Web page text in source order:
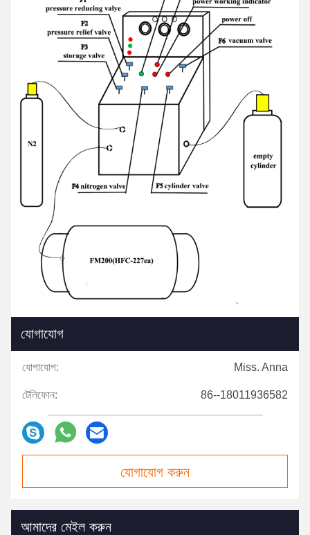
যোগাযোগ
যোগাযোগ: Miss. Anna
টেলিফোন: 86--18011936582
যোগাযোগ করুন
আমাদের মেইল ​​করুন